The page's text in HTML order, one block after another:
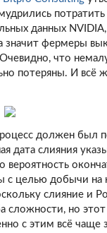
данных
значит фермеры
что
потеряны. И всё
должен был
дата слияния
вероятность
с целью добычи на
слияние и
сложности, но
с этим всё чаще